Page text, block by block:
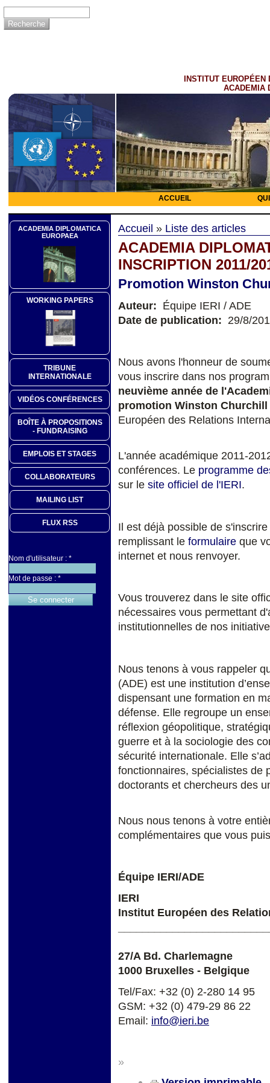
INSTITUT EUROPÉEN
ACADEMIA
ACCUEIL
ACADEMIA DIPLOMATICA
EUROPAEA
WORKING PAPERS
TRIBUNE
INTERNATIONALE
VIDÉOS CONFÉRENCES
BOÎTE À PROPOSITIONS
- FUNDRAISING
EMPLOIS ET STAGES
COLLABORATEURS
MAILING LIST
FLUX RSS
Nom d'utilisateur : *
Mot de passe : *
Accueil » Liste des articles
ACADEMIA
INSCRIPTION 2011/
Promotion Winston
Auteur: Équipe IERI / ADE
Date de publication: 29/8/
Nous avons l'honneur de
vous inscrire dans nos
neuvième année de
promotion Winston Churchill
Européen des Relations
L'année académique 2011-
conférences. Le programme
sur le site officiel de l'IERI.
Il est déjà possible de
remplissant le formulaire que
internet et nous renvoyer.
Vous trouverez dans le site
nécessaires vous permettant
institutionnelles de nos
Nous tenons à vous rappeler
(ADE) est une institution
dispensant une formation en
défense. Elle regroupe un
réflexion géopolitique,
guerre et à la sociologie des
sécurité internationale. Elle
fonctionnaires, spécialistes de
doctorants et chercheurs des
Nous nous tenons à votre
complémentaires que vous
Équipe IERI/ADE
IERI
Institut Européen des
27/A Bd. Charlemagne
1000 Bruxelles - Belgique
Tel/Fax: +32 (0) 2-280 14 95
GSM: +32 (0) 479-29 86 22
Email: info@ieri.be
»